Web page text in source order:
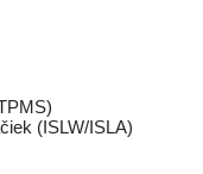
(ISLW/ISLA)